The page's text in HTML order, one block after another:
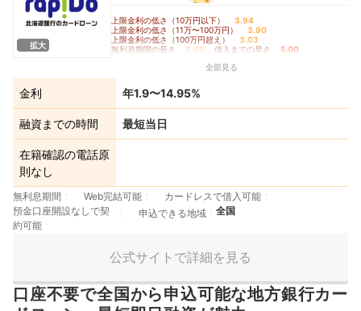
拡大
上限金利の低さ（10万円以下） 3.94
上限金利の低さ（11万〜100万円） 3.90
上限金利の低さ（100万円超え） 3.03
無利息期間の長さ 3.00 借入までの早さ 5.00
全部見る
金利 年1.9〜14.95%
融資までの時間 最短当日
在籍確認の電話原
則なし
無利息期間 Web完結可能
カードレスで借入可能
預金口座開設なしで契
約可能
申込できる地域 全国
公式サイトで詳細を見る
口座不要で全国から申込可能な地方銀行カー